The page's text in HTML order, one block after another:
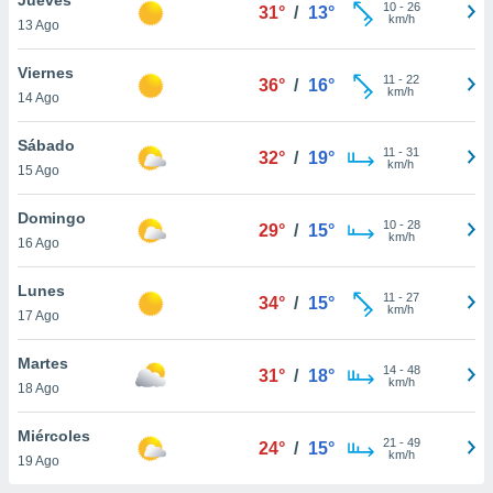
y
en
más
de
13 Ago
31° / 13° 10- 26
km/h
Viernes
14 Ago
36° / 16° 11 - 22
km/h
Sábado
15 Ago
32° / 19° 11 - 31
km/h
Domingo
16 Ago
29° / 15° 10- 28
km/h
Lunes
17 Ago
34° / 15° 11 - 27
km/h
Martes
18 Ago
31° / 18° 14- 48
km/h
Miércoles
19 Ago
24° / 15° 21 - 49
km/h